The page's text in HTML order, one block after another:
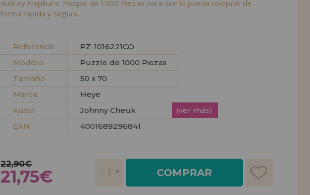
Audrey Hepburn, People de 1000 Piezas para que lo pueda comprar de
forma rápida y segura.
Referencia
PZ-1016221CO
Modelo
Puzzle de 1000 Piezas
Tamaño
50 x 70
Marca
Heye
Autor
Johnny Cheuk
(ver más)
EAN
4001689296841
22,90€
21,75€ COMPRAR